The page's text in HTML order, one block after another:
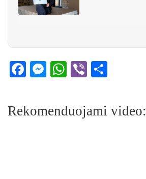
Facebook
Messenger
WhatsApp
Viber
Rekomenduojami video: